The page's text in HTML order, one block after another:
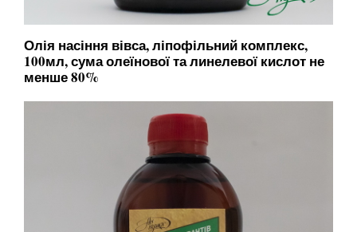
Олія насіння вівса, ліпофільний комплекс,
100мл, сума олеїнової та линелевої кислот не
менше 80%